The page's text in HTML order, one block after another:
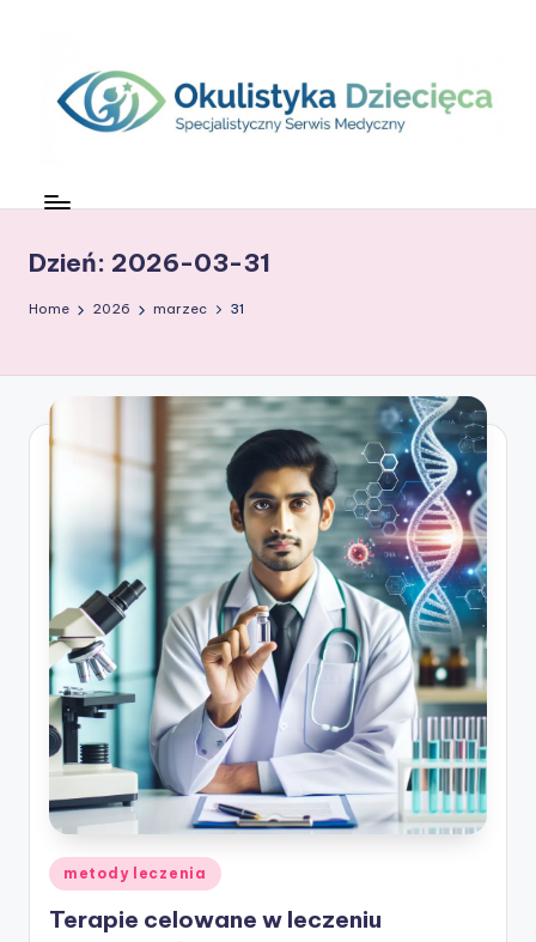
content
z
k
w
G
o
w
ie
Dzień: 2026-03-31
Home 2026 marzec 31
Posted
in
metody leczenia
Terapie celowane w leczeniu